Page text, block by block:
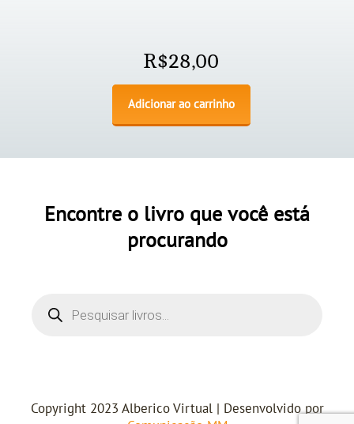
R$28,00
Adicionar ao carrinho
Encontre o livro que você está
procurando
Copyright 2023 Alberico Virtual | Desenvolvido por